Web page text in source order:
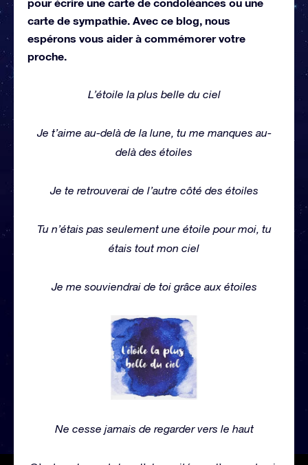
carte de sympathie. Avec ce blog, nous
espérons vous aider à commémorer votre
proche.
L’étoile la plus belle du ciel
Je t’aime au-delà de la lune, tu me manques au-
delà des étoiles
Je te retrouverai de l’autre côté des étoiles
Tu n’étais pas seulement une étoile pour moi, tu
étais tout mon ciel
Je me souviendrai de toi grâce aux étoiles
Ne cesse jamais de regarder vers le haut